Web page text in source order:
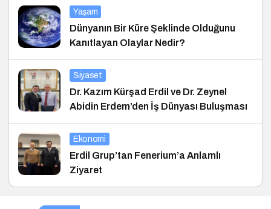
Yaşam
Dünyanın Bir Küre Şeklinde Olduğunu
Kanıtlayan Olaylar Nedir?
Siyaset
Dr. Kazım Kürşad Erdil ve Dr. Zeynel
Abidin Erdem’den İş Dünyası Buluşması
Ekonomi
Erdil Grup’tan Fenerium’a Anlamlı
Ziyaret